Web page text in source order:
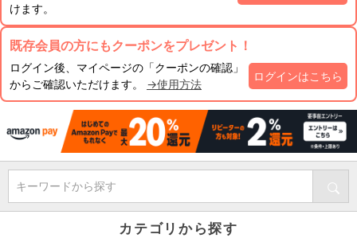
けます。
既存会員の方にもクーポンをプレゼント！
ログイン後、マイページの「クーポンの確認」
からご確認いただけます。 →使用方法
ログインはこちら
キーワードから探す
カテゴリから探す